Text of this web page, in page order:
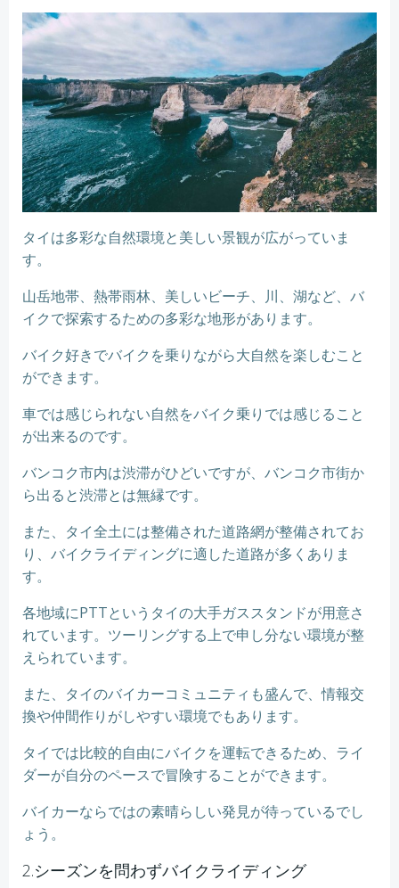
タイは多彩な自然環境と美しい景観が広がっていま
す。
山岳地帯、熱帯雨林、美しいビーチ、川、湖など、バ
イクで探索するための多彩な地形があります。
バイク好きでバイクを乗りながら大自然を楽しむこと
ができます。
車では感じられない自然をバイク乗りでは感じること
が出来るのです。
バンコク市内は渋滞がひどいですが、バンコク市街か
ら出ると渋滞とは無縁です。
また、タイ全土には整備された道路網が整備されてお
り、バイクライディングに適した道路が多くありま
す。
各地域にPTTというタイの大手ガススタンドが用意さ
れています。ツーリングする上で申し分ない環境が整
えられています。
また、タイのバイカーコミュニティも盛んで、情報交
換や仲間作りがしやすい環境でもあります。
タイでは比較的自由にバイクを運転できるため、ライ
ダーが自分のペースで冒険することができます。
バイカーならではの素晴らしい発見が待っているでし
ょう。
2.シーズンを問わずバイクライディング